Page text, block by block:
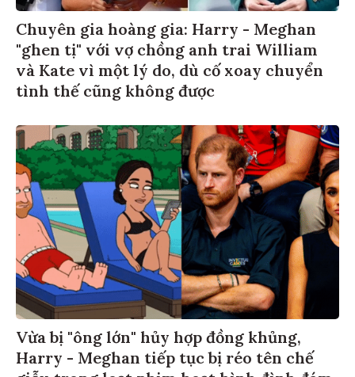
Chuyên gia hoàng gia: Harry - Meghan
"ghen tị" với vợ chồng anh trai William
và Kate vì một lý do, dù cố xoay chuyển
tình thế cũng không được
Vừa bị "ông lớn" hủy hợp đồng khủng,
Harry - Meghan tiếp tục bị réo tên chế